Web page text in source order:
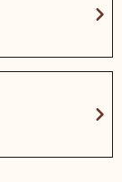
chevron_right
chevron_right